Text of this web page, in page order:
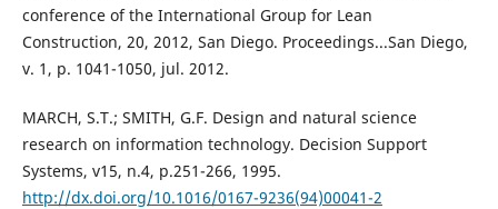
conference of the International Group for Lean
Construction, 20, 2012, San Diego. Proceedings...San Diego,
v. 1, p. 1041-1050, jul. 2012.
MARCH, S.T.; SMITH, G.F. Design and natural science
research on information technology. Decision Support
Systems, v15, n.4, p.251-266, 1995.
http://dx.doi.org/10.1016/0167-9236(94)00041-2